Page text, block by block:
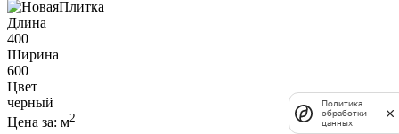
Длина
400
Ширина
600
Цвет
черный
Цена за: м2
Политика
обработки
данных